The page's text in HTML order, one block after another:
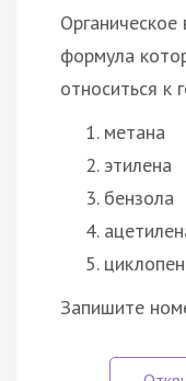
формула
относиться к
метана
этилена
бензола
Запишите